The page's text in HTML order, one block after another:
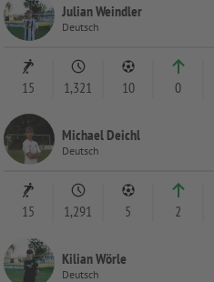
Julian Weindler
Deutsch
15 1,321 10 0
Michael Deichl
Deutsch
15 1,291 5 2
Kilian Wörle
Deutsch